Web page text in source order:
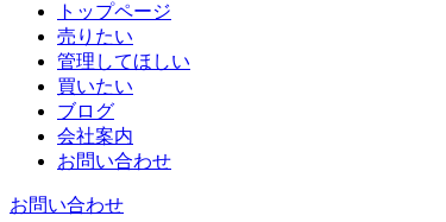
トップページ
売りたい
管理してほしい
買いたい
ブログ
会社案内
お問い合わせ
お問い合わせ